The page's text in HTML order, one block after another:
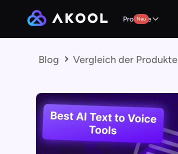
Produkte
Neu
Blog Vergleich der Produkte